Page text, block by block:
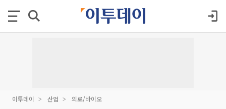
이투데이 산업 의료/바이오